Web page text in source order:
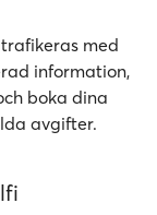
med
information,
boka dina
avgifter.